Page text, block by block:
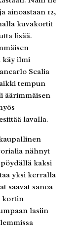
ainoastaan 12,
kuvakortit
lisää.
käy ilmi
Scalia
tempun
äärimmäisen
lavalla.
nähnyt
kaksi
yksi kerralla
saavat sanoa
kortin
lasiin